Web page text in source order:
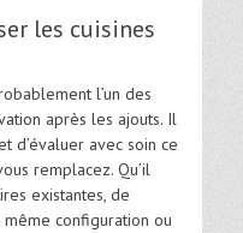
les cuisines
l’un des
après les ajouts. Il
d’évaluer avec soin ce
remplacez. Qu’il
existantes, de
configuration ou